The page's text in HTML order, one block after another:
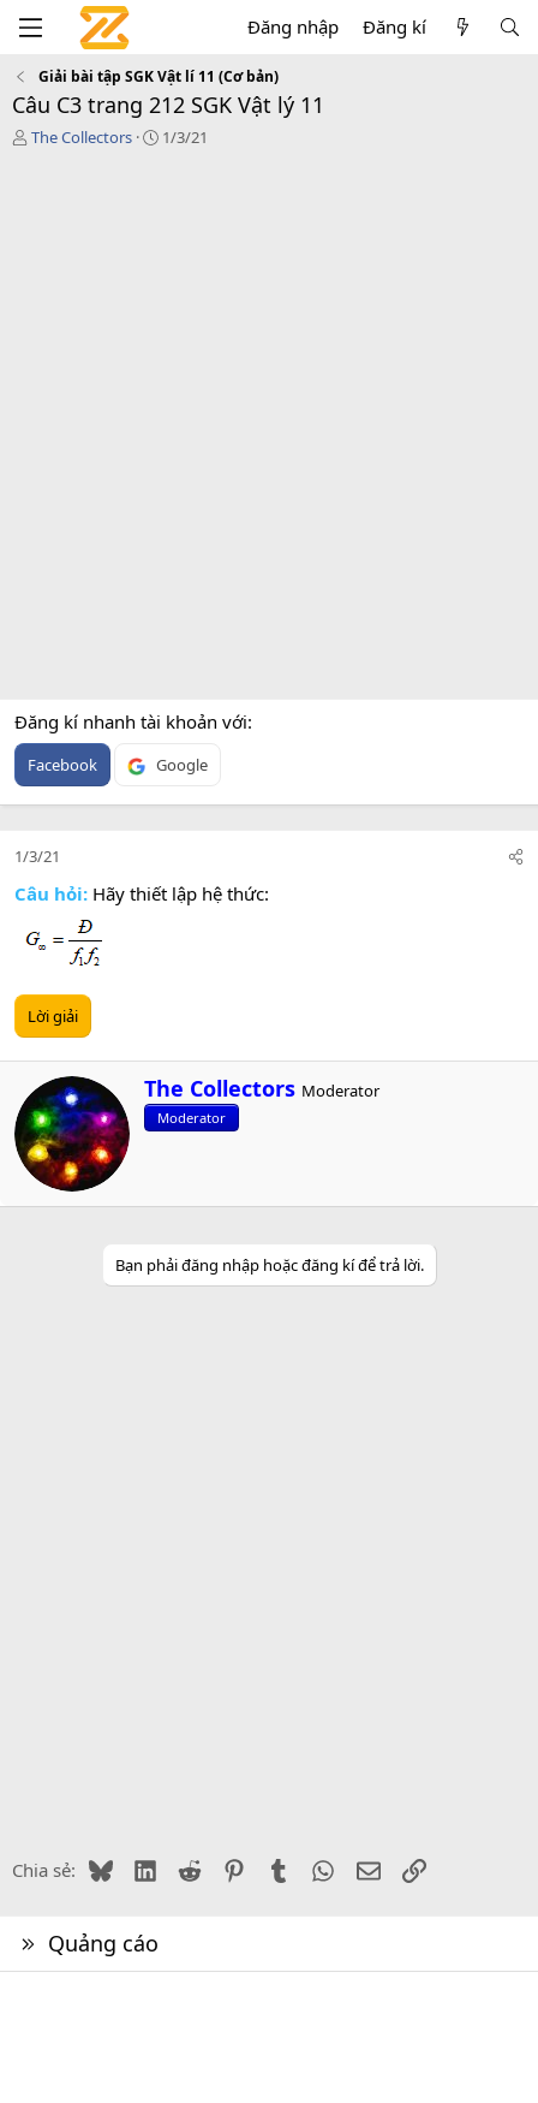
Đăng nhập Đăng kí
Giải bài tập SGK Vật lí 11 (Cơ bản)
Câu C3 trang 212 SGK Vật lý 11
T
The Collectors
C1/3/21
Đăng kí nhanh tài khoản với
Facebook Google
1/3/21
Câu hỏi: Hãy thiết lập hệ thức:
Lời giải
W
r
i
n
The Collectors Moderator
Moderator
Bạn phải đăng nhập hoặc đăng kí để trả lời.
Chia sẻ: BlueskyLinkedIn
Reddit PinterestTumblr WhatsApp
EmailLink
Quảng cáo